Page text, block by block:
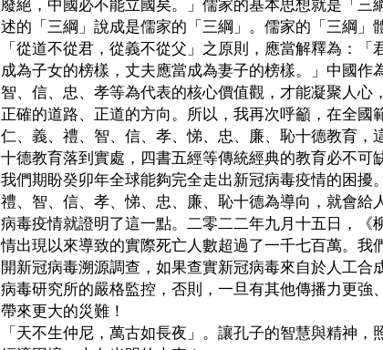
廢絕，中國必不能立國矣。」儒家的基本思想就是「三
述的「三綱」說成是儒家的「三綱」。儒家的「三綱」
「從道不從君，從義不從父」之原則，應當解釋為：
成為子女的榜樣，丈夫應當成為妻子的榜樣。」中國作
智、信、忠、孝等為代表的核心價值觀，才能凝聚人心
正確的道路、正道的方向。所以，我再次呼籲，在全國
仁、義、禮、智、信、孝、悌、忠、廉、恥十德教育，
十德教育落到實處，四書五經等傳統經典的教育必不可
我們期盼癸卯年全球能夠完全走出新冠病毒疫情的困擾
禮、智、信、孝、悌、忠、廉、恥十德為導向，就會給
病毒疫情就證明了這一點。二零二二年九月十五日，《
情出現以來導致的實際死亡人數超過了一千七百萬。我
開新冠病毒溯源調查，如果查實新冠病毒來自於人工合
病毒研究所的嚴格監控，否則，一旦有其他傳播力更強
帶來更大的災難！
「天不生仲尼，萬古如長夜」。讓孔子的智慧與精神